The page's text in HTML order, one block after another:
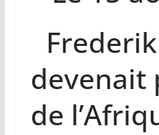
devenait
de